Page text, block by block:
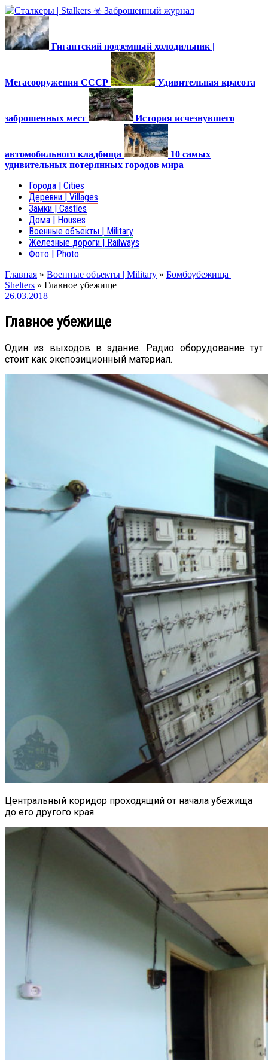
Гигантский подземный холодильник |
Мегасооружения СССР Удивительная красота
заброшенных мест История исчезнувшего
автомобильного кладбища
10 самых
удивительных потерянных городов мира
Города | Cities
Деревни | Villages
Замки | Castles
Дома | Houses
Военные объекты | Military
Железные дороги | Railways
Фото | Photo
Главная » Военные объекты | Military » Бомбоубежища |
Shelters » Главное убежище
26.03.2018
Главное убежище
Один из выходов в здание. Радио оборудование тут
стоит как экспозиционный материал.
Центральный коридор проходящий от начала убежища
до его другого края.